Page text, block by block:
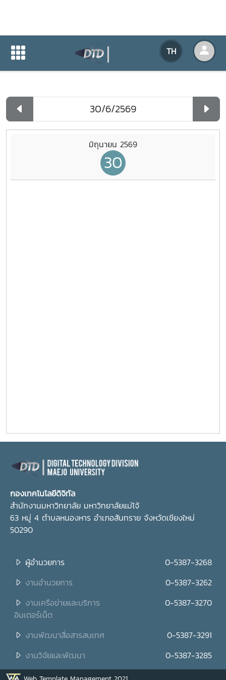
TH
ปฏิทินกิจกรรมของหน่วยงาน
ปฏิทินกิจกรรมของหน่วยงาน
มิถุนายน 2569
30
กองเทคโนโลยีดิจิทัล
สำนักงานมหาวิทยาลัย มหาวิทยาลัยแม่โจ้
63 หมู่ 4 ตำบลหนองหาร อำเภอสันทราย จังหวัดเชียงใหม่
50290
ผู้อำนวยการ
0-5387-3268
งานอำนวยการ
0-5387-3262
งานเครือข่ายและบริการ
อินเตอร์เน็ต
0-5387-3270
งานพัฒนาสื่อสารสนเทศ
0-5387-3291
งานวิจัยและพัฒนา
0-5387-3285